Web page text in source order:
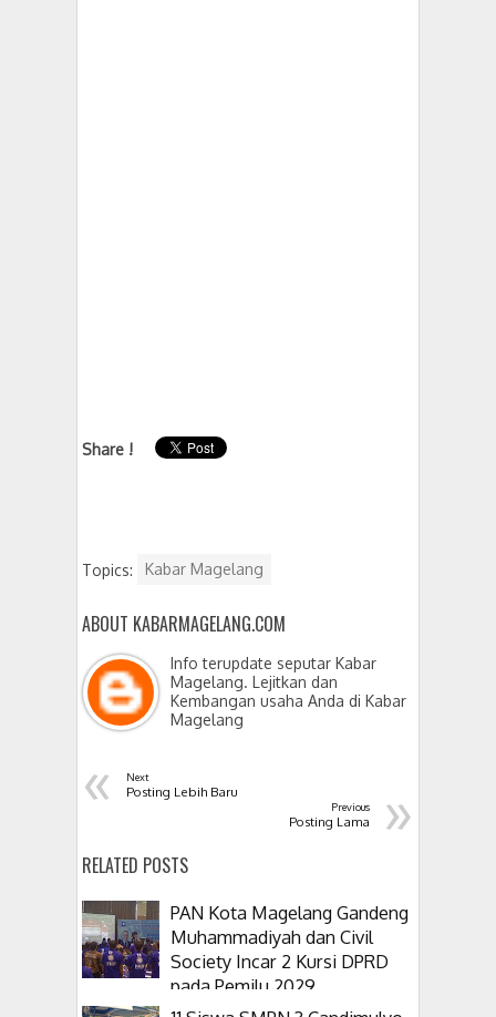
Share !
Topics: Kabar Magelang
ABOUT KABARMAGELANG.COM
Info terupdate seputar Kabar
Magelang. Lejitkan dan
Kembangan usaha Anda di Kabar
Magelang
« Next
Posting Lebih Baru »
Previous
Posting Lama
RELATED POSTS
PAN Kota Magelang Gandeng
Muhammadiyah dan Civil
Society Incar 2 Kursi DPRD
pada Pemilu 2029